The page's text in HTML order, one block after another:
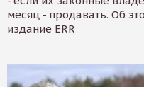
месяц - продавать. Об
издание ERR